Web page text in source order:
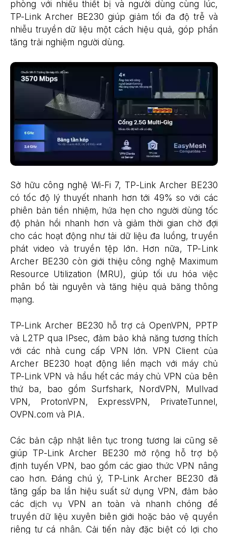
phòng với nhiều thiết bị và người dùng cùng lúc,
TP-Link Archer BE230 giúp giảm tối đa độ trễ và
nhiễu truyền dữ liệu một cách hiệu quả, góp phần
tăng trải nghiệm người dùng.
Sở hữu công nghệ Wi-Fi 7, TP-Link Archer BE230
có tốc độ lý thuyết nhanh hơn tới 49% so với các
phiên bản tiền nhiệm, hứa hẹn cho người dùng tốc
độ phản hồi nhanh hơn và giảm thời gian chờ đợi
cho các hoạt động như tải dữ liệu đa luồng, truyền
phát video và truyền tệp lớn. Hơn nữa, TP-Link
Archer BE230 còn giới thiệu công nghệ Maximum
Resource Utilization (MRU), giúp tối ưu hóa việc
phân bổ tài nguyên và tăng hiệu quả băng thông
mạng.
TP-Link Archer BE230 hỗ trợ cả OpenVPN, PPTP
và L2TP qua IPsec, đảm bảo khả năng tương thích
với các nhà cung cấp VPN lớn. VPN Client của
Archer BE230 hoạt động liền mạch với máy chủ
TP-Link VPN và hầu hết các máy chủ VPN của bên
thứ ba, bao gồm Surfshark, NordVPN, Mullvad
VPN, ProtonVPN, ExpressVPN, PrivateTunnel,
OVPN.com và PIA.
Các bản cập nhật liên tục trong tương lai cũng sẽ
giúp TP-Link Archer BE230 mở rộng hỗ trợ bộ
định tuyến VPN, bao gồm các giao thức VPN nâng
cao hơn. Đáng chú ý, TP-Link Archer BE230 đã
tăng gấp ba lần hiệu suất sử dụng VPN, đảm bảo
các dịch vụ VPN an toàn và nhanh chóng để
truyền dữ liệu xuyên biên giới hoặc bảo vệ quyền
riêng tư cá nhân. Cải tiến này đặc biệt có lợi cho